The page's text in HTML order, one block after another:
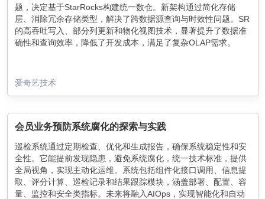
题，决定基于StarRocks构建统一数仓。新架构通过简化存储
层、消除冗余存储类型，解决了跨数据源查询与时效性问题。SR
的高吞吐写入、部分列更新和物化视图技术，显著提升了数据准
确性和查询效率，降低了开发成本，满足了复杂OLAP需求。
爱奇艺技术
会员业务预防系统腐化的探索与实践
巡检系统通过定期检查、优化和生成报告，确保系统稳定性和安
全性。它能提前发现隐患，避免系统腐化，统一技术标准，提供
全局视角，实现主动化运维。系统包括组件化接口调用、信息提
取、评分计算、巡检记录和结果跟踪模块，涵盖部署、配置、容
量、监控和安全类指标。未来将融入AIOps，实现智能化和自动